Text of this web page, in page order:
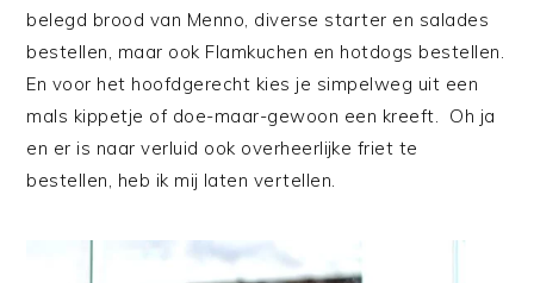
belegd brood van Menno, diverse starter en salades
bestellen, maar ook Flamkuchen en hotdogs bestellen.
En voor het hoofdgerecht kies je simpelweg uit een
mals kippetje of doe-maar-gewoon een kreeft. Oh ja
en er is naar verluid ook overheerlijke friet te
bestellen, heb ik mij laten vertellen.